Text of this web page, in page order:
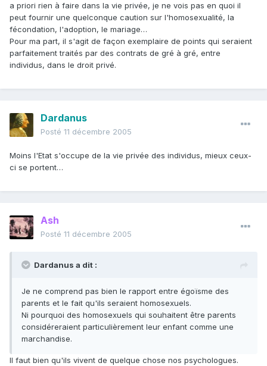
a priori rien à faire dans la vie privée, je ne vois pas en quoi il
peut fournir une quelconque caution sur l'homosexualité, la
fécondation, l'adoption, le mariage…
Pour ma part, il s'agit de façon exemplaire de points qui seraient
parfaitement traités par des contrats de gré à gré, entre
individus, dans le droit privé.
Dardanus
Posté 11 décembre 2005
Moins l'Etat s'occupe de la vie privée des individus, mieux ceux-
ci se portent…
Ash
Posté 11 décembre 2005
Dardanus a dit :
Je ne comprend pas bien le rapport entre égoïsme des
parents et le fait qu'ils seraient homosexuels.
Ni pourquoi des homosexuels qui souhaitent être parents
considéreraient particulièrement leur enfant comme une
marchandise.
Il faut bien qu'ils vivent de quelque chose nos psychologues.